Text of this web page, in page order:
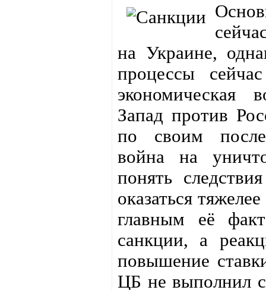
на Украине,
процессы
экономическая
Запад против
по своим
война на
понять
оказаться
главным её
санкции, а
повышение
ЦБ не выполнил